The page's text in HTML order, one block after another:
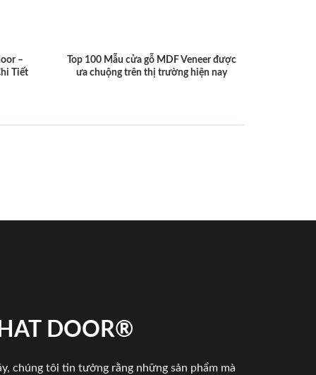
–
Tiết
Top 100 Mẫu cửa gỗ MDF Veneer được
ưa chuộng trên thị trường hiện nay
DOOR®
chúng tôi tin tưởng rằng những sản phẩm mà